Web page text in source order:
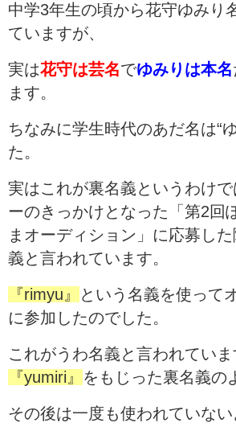
中学3年生の頃から花守ゆみり
ていますが、
実は花守は芸名でゆみりは本名
ます。
ちなみに学生時代のあだ名は“
た。
実はこれが裏名義というわけで
ーのきっかけとなった「第2回
まオーディション」に応募し
義と言われています。
『rimyu』
という名義を使って
に参加したのでした。
これがうわ名義と言われてい
『yumiri』 をもじった裏名義の
その後は一度も使われていない